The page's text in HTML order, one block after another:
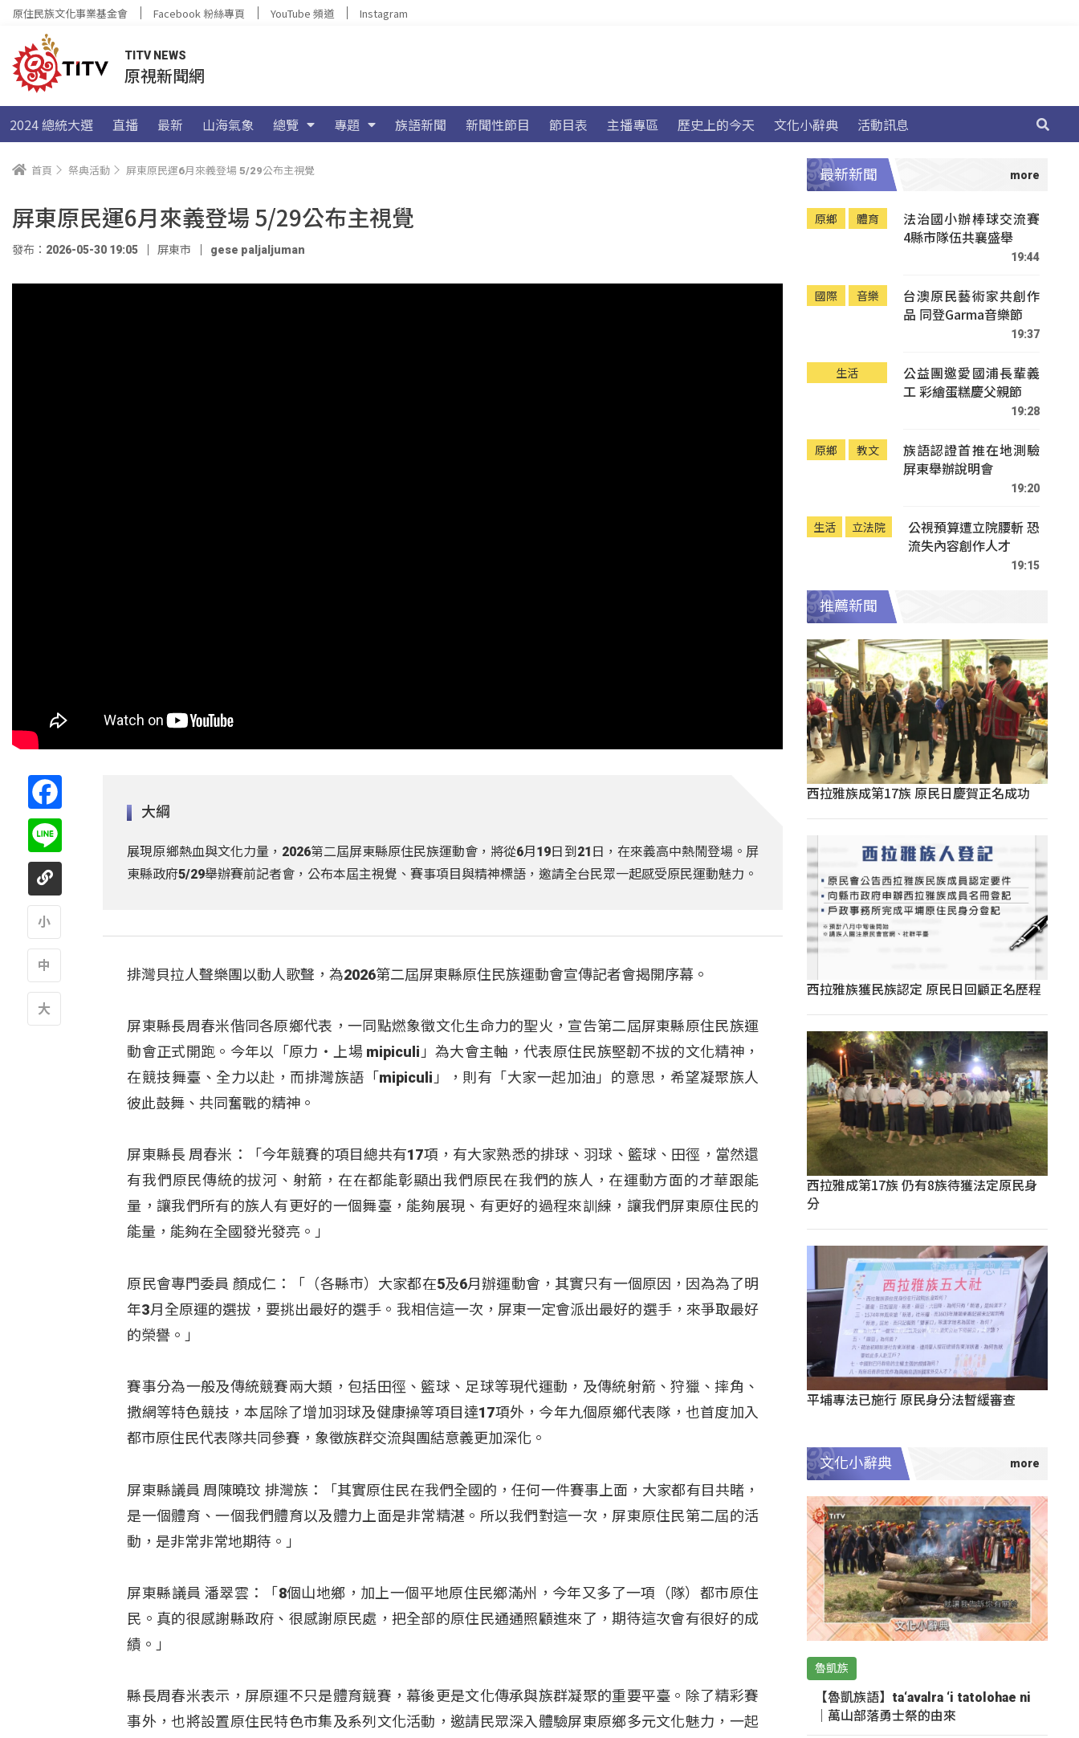
原住民族文化事業基金會 Facebook 粉絲專頁 YouTube 頻道 Instagram
TITV NEWS
原視新聞網
2024 總統大選 直播 最新 山海氣象 總覽 專題 族語新聞 新聞性節目 節目表 主播專區 歷史上的今天 文化小辭典 活動訊息
首頁 祭典活動 屏東原民運6月來義登場 5/29公布主視覺
屏東原民運6月來義登場 5/29公布主視覺
發布：2026-05-30 19:05 屏東市 gese paljaljuman
大綱
展現原鄉熱血與文化力量，2026第二屆屏東縣原住民族運動會，將從6月19日到21日，在來義高中熱鬧登場。屏
東縣政府5/29舉辦賽前記者會，公布本屆主視覺、賽事項目與精神標語，邀請全台民眾一起感受原民運動魅力。
排灣貝拉人聲樂團以動人歌聲，為2026第二屆屏東縣原住民族運動會宣傳記者會揭開序幕。
屏東縣長周春米偕同各原鄉代表，一同點燃象徵文化生命力的聖火，宣告第二屆屏東縣原住民族運
動會正式開跑。今年以「原力‧上場 mipiculi」為大會主軸，代表原住民族堅韌不拔的文化精神，
在競技舞臺、全力以赴，而排灣族語「mipiculi」，則有「大家一起加油」的意思，希望凝聚族人
彼此鼓舞、共同奮戰的精神。
屏東縣長 周春米：「今年競賽的項目總共有17項，有大家熟悉的排球、羽球、籃球、田徑，當然還
有我們原民傳統的拔河、射箭，在在都能彰顯出我們原民在我們的族人，在運動方面的才華跟能
量，讓我們所有的族人有更好的一個舞臺，能夠展現、有更好的過程來訓練，讓我們屏東原住民的
能量，能夠在全國發光發亮。」
原民會專門委員 顏成仁：「（各縣市）大家都在5及6月辦運動會，其實只有一個原因，因為為了明
年3月全原運的選拔，要挑出最好的選手。我相信這一次，屏東一定會派出最好的選手，來爭取最好
的榮譽。」
賽事分為一般及傳統競賽兩大類，包括田徑、籃球、足球等現代運動，及傳統射箭、狩獵、摔角、
撒網等特色競技，本屆除了增加羽球及健康操等項目達17項外，今年九個原鄉代表隊，也首度加入
都市原住民代表隊共同參賽，象徵族群交流與團結意義更加深化。
屏東縣議員 周陳曉玟 排灣族：「其實原住民在我們全國的，任何一件賽事上面，大家都有目共睹，
是一個體育、一個我們體育以及體力上面是非常精湛。所以我們對這一次，屏東原住民第二屆的活
動，是非常非常地期待。」
屏東縣議員 潘翠雲：「8個山地鄉，加上一個平地原住民鄉滿州，今年又多了一項（隊）都市原住
民。真的很感謝縣政府、很感謝原民處，把全部的原住民通通照顧進來了，期待這次會有很好的成
績。」
縣長周春米表示，屏原運不只是體育競賽，幕後更是文化傳承與族群凝聚的重要平臺。除了精彩賽
事外，也將設置原住民特色市集及系列文化活動，邀請民眾深入體驗屏東原鄉多元文化魅力，一起
最新新聞
原鄉 體育
法治國小辦棒球交流賽
4縣市隊伍共襄盛舉
19:44
國際 音樂
台澳原民藝術家共創作
品 同登Garma音樂節
19:37
生活
公益團邀愛國浦長輩義
工 彩繪蛋糕慶父親節
19:28
原鄉 教文
族語認證首推在地測驗
屏東舉辦說明會
19:20
生活 立法院
公視預算遭立院腰斬 恐
流失內容創作人才
19:15
推薦新聞
西拉雅族成第17族 原民日慶賀正名成功
西拉雅族獲民族認定 原民日回顧正名歷程
西拉雅成第17族 仍有8族待獲法定原民身
分
平埔專法已施行 原民身分法暫緩審查
文化小辭典
魯凱族
【魯凱族語】ta‘avalra ‘i tatolohae ni
｜萬山部落勇士祭的由來